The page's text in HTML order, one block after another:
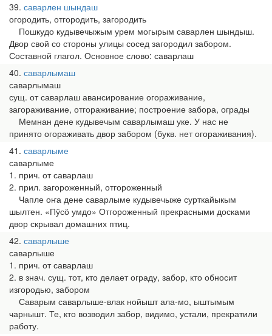
39 саварлен шындаш
огородить, отгородить, загородить
Пошкудо кудывечыжым урем могырым саварлен шындыш.
Двор свой со стороны улицы сосед загородил забором.
Составной глагол. Основное слово: саварлаш
40 саварлымаш
саварлымаш
сущ. от саварлаш авансирование огораживание,
загораживание, отгораживание; построение забора, ограды
Мемнан дене кудывечым саварлымаш уке. У нас не
принято огораживать двор забором (букв. нет огораживания).
41 саварлыме
саварлыме
1. прич. от саварлаш
2. прил. загороженный, отгороженный
Чапле оҥа дене саварлыме кудывечыже сурткайыкым
шылтен. «Пӱсӧ умдо» Отгороженный прекрасными досками
двор скрывал домашних птиц.
42 саварлыше
саварлыше
1. прич. от саварлаш
2. в знач. сущ. тот, кто делает ограду, забор, кто обносит
изгородью, забором
Саварым саварлыше-влак нойышт ала-мо, ыштымым
чарнышт. Те, кто возводил забор, видимо, устали, прекратили
работу.